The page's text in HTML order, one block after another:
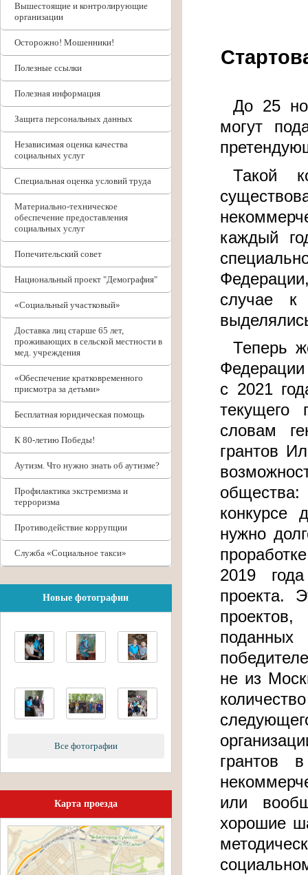
Вышестоящие и контролирующие
организации
Осторожно! Мошенники!
Полезные ссылки
Полезная информация
Защита персональных данных
Независимая оценка качества
социальных услуг
Специальная оценка условий труда
Материально-техническое
обеспечение предоставления
социальных услуг
Попечительский совет
Национальный проект "Демография"
«Социальный участковый»
Доставка лиц старше 65 лет,
проживающих в сельской местности в
мед. учреждения
«Обеспечение кратковременного
присмотра за детьми»
Бесплатная юридическая помощь
К 80-летию Победы!
Аутизм. Что нужно знать об аутизме?
Профилактика экстремизма и
терроризма
Противодействие коррупции
Служба «Социальное такси»
Новые фотографии
Все фотографии
Карта проезда
До 25
могут
Такой
каждый
случае к
Теперь
с 2021
текущего
словам
грантов
конкурсе
нужно
2019
проекта.
не из
или
хорошие